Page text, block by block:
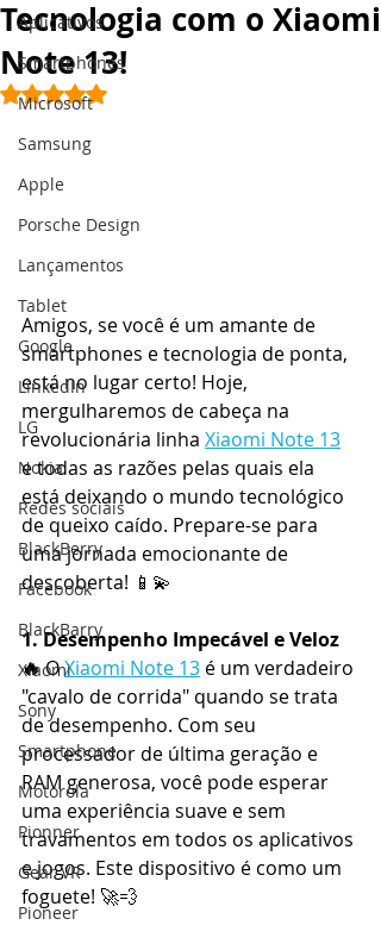
Aplicativos
Smartphones
Microsoft
Samsung
Apple
Porsche Design
Lançamentos
Tablet
Google
LinkedIn
LG
Nokia
Redes sociais
BlackBerry
Facebook
BlackBarry
Xiaomi
Sony
Smartphone
Motorola
Pionner
Gear VR
Pioneer
Tecnologia com o Xiaomi
Note 13!
Avaliado com NaN de 5 estrelas.
Amigos, se você é um amante de
smartphones e tecnologia de ponta,
está no lugar certo! Hoje,
mergulharemos de cabeça na
revolucionária linha Xiaomi Note 13
e todas as razões pelas quais ela
está deixando o mundo tecnológico
de queixo caído. Prepare-se para
uma jornada emocionante de
descoberta! 📱💫
1. Desempenho Impecável e Veloz
🔥 O Xiaomi Note 13 é um verdadeiro
"cavalo de corrida" quando se trata
de desempenho. Com seu
processador de última geração e
RAM generosa, você pode esperar
uma experiência suave e sem
travamentos em todos os aplicativos
e jogos. Este dispositivo é como um
foguete! 🚀💨